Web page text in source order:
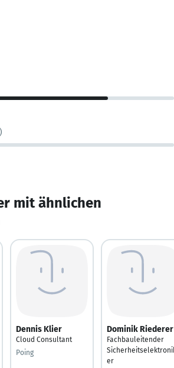
mit ähnlichen
Dennis Klier
Cloud Consultant
Poing
Dominik Riederer
Fachbauleitender
er